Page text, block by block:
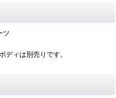
ツ
ィは別売りです。